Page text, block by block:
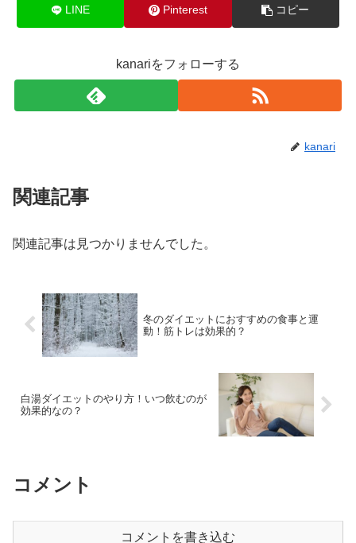
LINE Pinterest コピー
kanariをフォローする
kanari
関連記事
関連記事は見つかりませんでした。
冬のダイエットにおすすめの食事と運
動！筋トレは効果的？
白湯ダイエットのやり方！いつ飲むのが
効果的なの？
コメント
コメントを書き込む